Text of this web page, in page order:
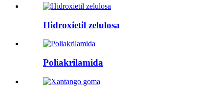
Hidroxietil zelulosa
Poliakrilamida